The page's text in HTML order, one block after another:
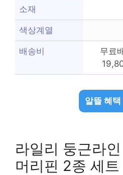
소재
색상계열
배송비
무료
알뜰 혜택
라일리 둥근라
머리핀 2종 세트